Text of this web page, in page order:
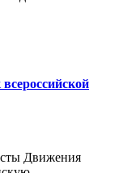
Движения